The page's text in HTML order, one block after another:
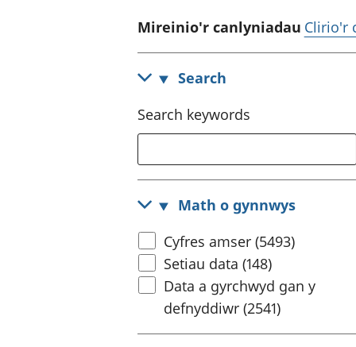
Mireinio'r canlyniadau Clirio'r
Search
Search keywords
Math o gynnwys
Cyfres amser (5493)
Setiau data (148)
Data a gyrchwyd gan y
defnyddiwr (2541)